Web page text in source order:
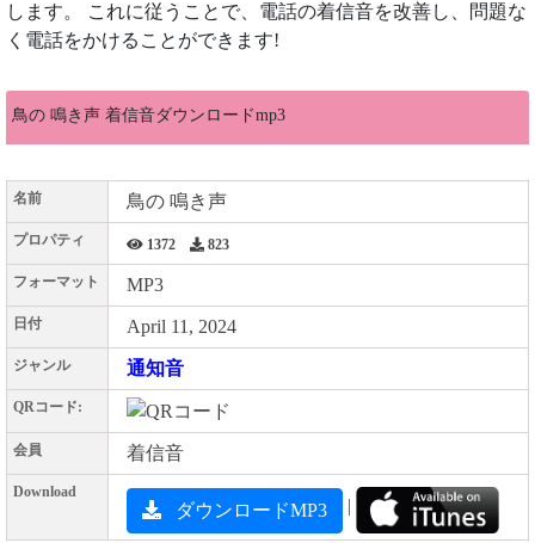
します。 これに従うことで、電話の着信音を改善し、問題な
く電話をかけることができます!
鳥の 鳴き声 着信音ダウンロードmp3
名前 鳥の 鳴き声
プロパティ 1372 823
フォーマット MP3
日付 April 11, 2024
ジャンル 通知音
QRコード:
会員 着信音
Download
ダウンロードMP3 |